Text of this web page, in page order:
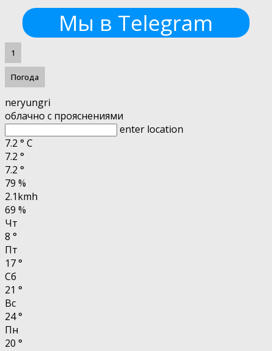
Мы в Telegram
1
Погода
neryungri
облачно с прояснениями
enter location
7.2 ° C
7.2 °
7.2 °
79 %
2.1kmh
69 %
Чт
8 °
Пт
17°
Сб
21 °
Вс
24°
Пн
20 °